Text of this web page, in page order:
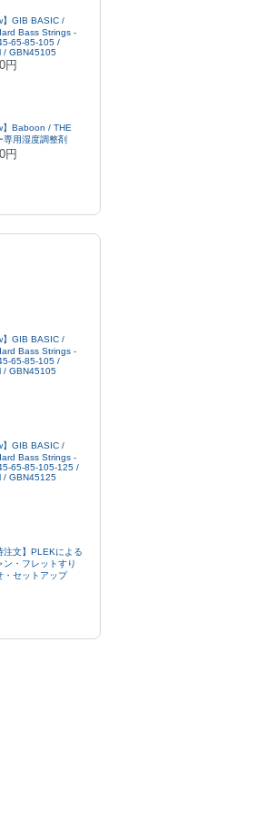
】GIB BASIC /
Bass Strings -
65-85-105 /
/ GBN45105
円
】Baboon / THE
専用湿度調整剤
円
】GIB BASIC /
Bass Strings -
65-85-105 /
/ GBN45105
】GIB BASIC /
Bass Strings -
65-85-105-125 /
/ GBN45125
注文】PLEKによる
ン・フレットすり
・セットアップ